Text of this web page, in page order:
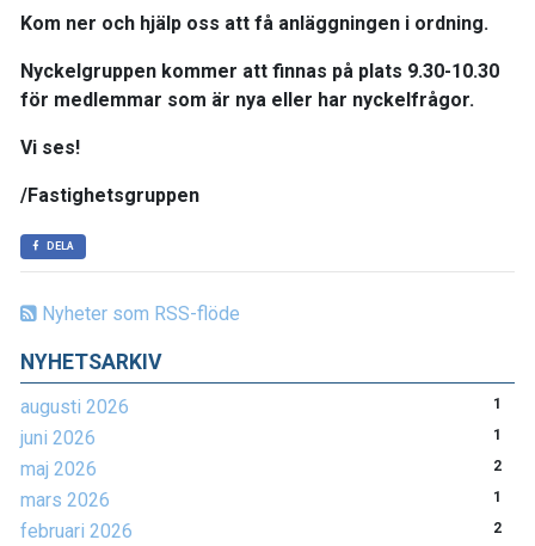
Nyheter som RSS-flöde
NYHETSARKIV
augusti 2026 1
juni 2026 1
maj 2026 2
mars 2026 1
februari 2026 2
Kom ner och hjälp oss att få anläggningen i ordning.
Nyckelgruppen kommer att finnas på plats 9.30-10.30
för medlemmar som är nya eller har nyckelfrågor.
Vi ses!
/Fastighetsgruppen
DELA